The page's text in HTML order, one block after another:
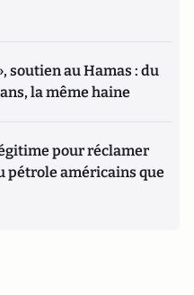
soutien au Hamas : du
la même haine
pour réclamer
pétrole américains que